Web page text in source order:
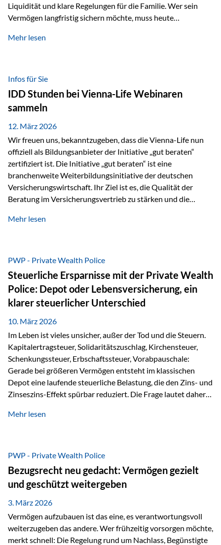
Liquidität und klare Regelungen für die Familie. Wer sein
Vermögen langfristig sichern möchte, muss heute
„Erfolgsformel Liechtenstein“, herausgegeben und verfasst
Vermögensschutz strategisch miteinander verbindet.
Warum klassische Nachfolgeplanung oft scheitert Viele
Vermögen werden erst im Todesfall übertragen. Das kann zu
Problemen führen: Hohe Erbschaftsteuern Streitigkeiten
zwischen Erben Liquiditätsprobleme bei Immobilien…
Mehr lesen
Infos für Sie
IDD Stunden bei Vienna-Life Webinaren
sammeln
12. März 2026
Wir freuen uns, bekanntzugeben, dass die Vienna-Life nun
offiziell als Bildungsanbieter der Initiative „gut beraten“
zertifiziert ist. Die Initiative „gut beraten“ ist eine
branchenweite Weiterbildungsinitiative der deutschen
Versicherungswirtschaft. Ihr Ziel ist es, die Qualität der
Beratung im Versicherungsvertrieb zu stärken und die
Personen transparent zu dokumentieren. Seit der
Stunden pro Jahr für vertrieblich tätige Personen in der
Versicherungsbranche. Über die Weiterbildungsdatenbank
von „gut beraten“ können absolvierte Bildungsmaßnahmen
zentral erfasst und dokumentiert werden. „gut beraten“
zertifiziert Als zertifizierter Bildungsanbieter können unsere
Webinare nun für die…
Mehr lesen
PWP - Private Wealth Police
Steuerliche Ersparnisse mit der Private Wealth
Police: Depot oder Lebensversicherung, ein
klarer steuerlicher Unterschied
10. März 2026
Im Leben ist vieles unsicher, außer der Tod und die Steuern.
Kapitalertragsteuer, Solidaritätszuschlag, Kirchensteuer,
Schenkungssteuer, Erbschaftssteuer, Vorabpauschale:
Gerade bei größeren Vermögen entsteht im klassischen
Depot eine laufende steuerliche Belastung, die den Zins- und
Zinseszins-Effekt spürbar reduziert. Die Frage lautet daher:
nicht laufend Kapital entziehen – sondern möglichst lange im
Privatdepot fallen an: Abgeltungssteuer Fondsbesteuerung
(Vorabpauschale, Teilfreistellung) Kein steuerlicher Abzug
der Vermögensverwaltungs-Gebühren /
Depotbankgebühren Jährliches Steuerreporting erforderlich
Zinsen, Dividenden und Kursgewinne werden laufend
besteuert.
Mehr lesen
PWP - Private Wealth Police
Bezugsrecht neu gedacht: Vermögen gezielt
und geschützt weitergeben
3. März 2026
Vermögen aufzubauen ist das eine, es verantwortungsvoll
weiterzugeben das andere. Wer frühzeitig vorsorgen möchte,
merkt schnell: Die Regelung rund um Nachlass, Begünstigte